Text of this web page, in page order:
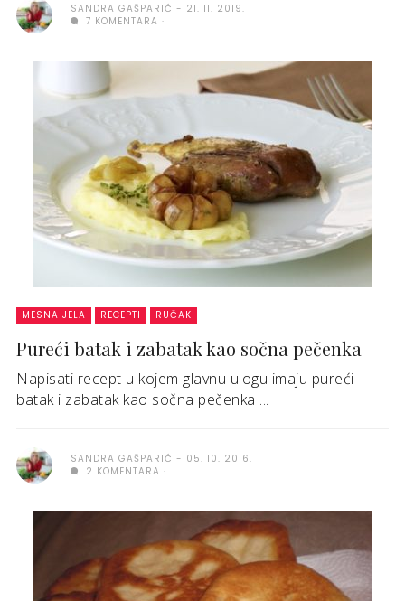
SANDRA GAŠPARIĆ
21. 11. 2019.
7 KOMENTARA
MESNA JELA RECEPTI RUČAK
Pureći batak i zabatak kao sočna pečenka
Napisati recept u kojem glavnu ulogu imaju pureći
batak i zabatak kao sočna pečenka ...
SANDRA GAŠPARIĆ
05. 10. 2016.
2 KOMENTARA